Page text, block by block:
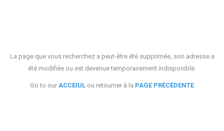
La page que vous recherchez a peut-être été supprimée, son adresse a
été modifiée ou est devenue temporairement indisponible.
Go to our ACCEIUL ou retourner à la PAGE PRÉCÉDENTE